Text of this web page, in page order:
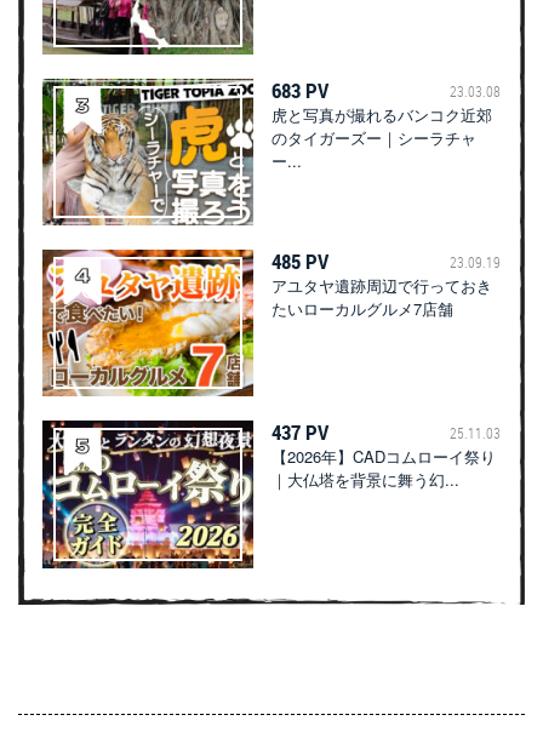
683 PV 23.03.08
虎と写真が撮れるバンコク近郊
のタイガーズー｜シーラチャ
ー...
485 PV 23.09.19
アユタヤ遺跡周辺で行っておき
たいローカルグルメ7店舗
437 PV 25.11.03
【2026年】CADコムローイ祭り
｜大仏塔を背景に舞う幻...